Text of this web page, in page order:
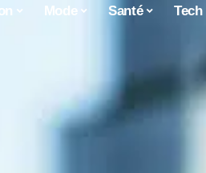
Mode Santé Tech